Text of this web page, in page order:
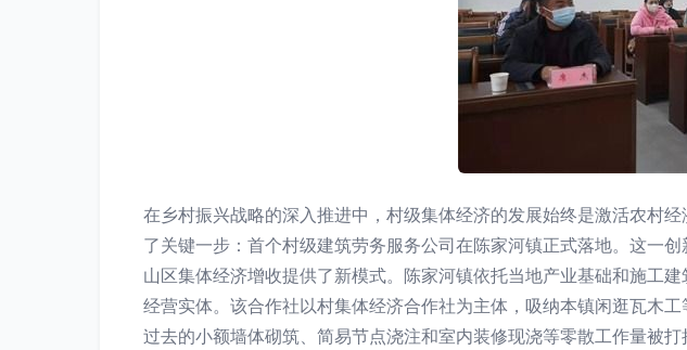
在乡村振兴战略的深入推进中，村级集体经济的发展始终是激活农村
了关键一步：首个村级建筑劳务服务公司在陈家河镇正式落地。这一
山区集体经济增收提供了新模式。陈家河镇依托当地产业基础和施工
经营实体。该合作社以村集体经济合作社为主体，吸纳本镇闲逛瓦木
过去的小额墙体砌筑、简易节点浇注和室内装修现浇等零散工作量被